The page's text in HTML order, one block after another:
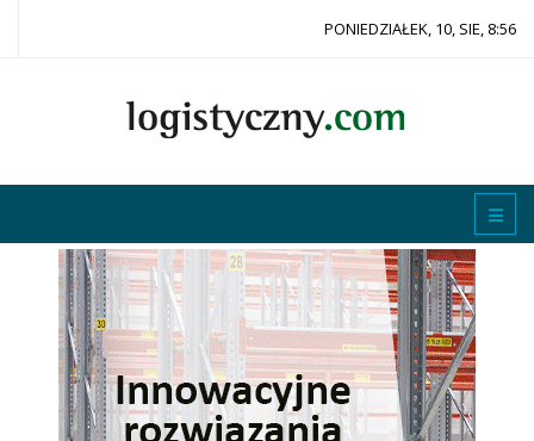
PONIEDZIAŁEK, 10, SIE, 8:56